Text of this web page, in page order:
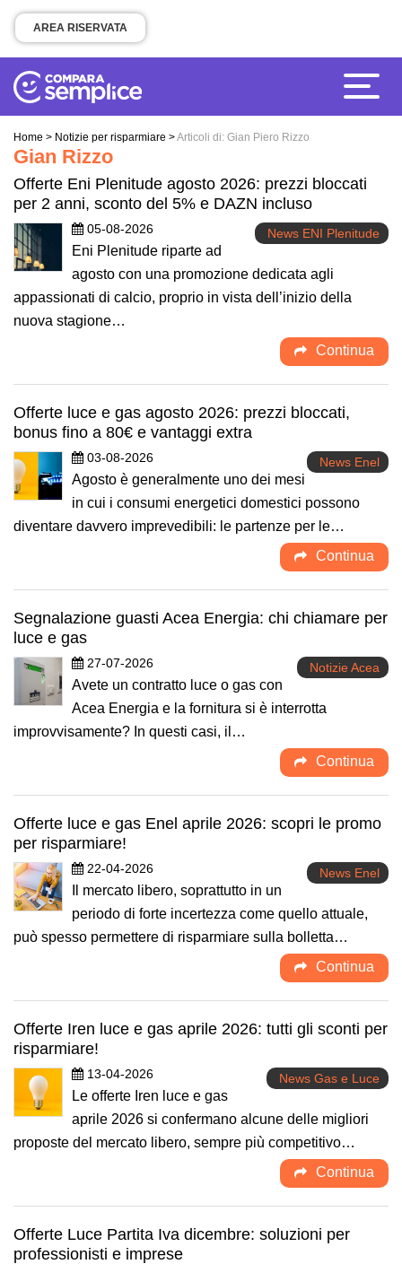
AREA RISERVATA
Home > Notizie per risparmiare >Articoli di: Gian Piero Rizzo
Gian Rizzo
Offerte Eni Plenitude agosto 2026: prezzi bloccati
per 2 anni, sconto del 5% e DAZN incluso
05-08-2026 News ENI Plenitude
Eni Plenitude riparte ad
agosto con una promozione dedicata agli
appassionati di calcio, proprio in vista dell’inizio della
nuova stagione…
Continua
Offerte luce e gas agosto 2026: prezzi bloccati,
bonus fino a 80€ e vantaggi extra
03-08-2026 News Enel
Agosto è generalmente uno dei mesi
in cui i consumi energetici domestici possono
diventare davvero imprevedibili: le partenze per le…
Continua
Segnalazione guasti Acea Energia: chi chiamare per
luce e gas
27-07-2026 Notizie Acea
Avete un contratto luce o gas con
Acea Energia e la fornitura si è interrotta
improvvisamente? In questi casi, il…
Continua
Offerte luce e gas Enel aprile 2026: scopri le promo
per risparmiare!
22-04-2026 News Enel
Il mercato libero, soprattutto in un
periodo di forte incertezza come quello attuale,
può spesso permettere di risparmiare sulla bolletta…
Continua
Offerte Iren luce e gas aprile 2026: tutti gli sconti per
risparmiare!
13-04-2026 News Gas e Luce
Le offerte Iren luce e gas
aprile 2026 si confermano alcune delle migliori
proposte del mercato libero, sempre più competitivo…
Continua
Offerte Luce Partita Iva dicembre: soluzioni per
professionisti e imprese